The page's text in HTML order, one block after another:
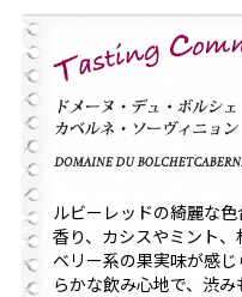
ルビーレッドの綺麗な
香り、カシスやミント、
ベリー系の果実味が感
らかな飲み心地で、渋み